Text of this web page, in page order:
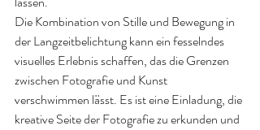
Die Kombination von Stille und Bewegung in
der Langzeitbelichtung kann ein fesselndes
visuelles Erlebnis schaffen, das die Grenzen
zwischen Fotografie und Kunst
verschwimmen lässt. Es ist eine Einladung, die
kreative Seite der Fotografie zu erkunden und